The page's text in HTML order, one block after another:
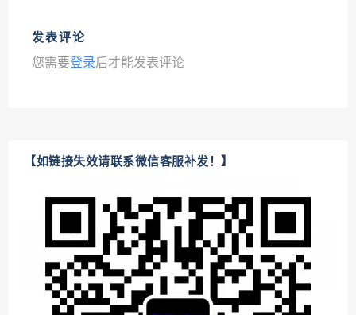
发表评论
您需要登录后才能发表评论
【如链接失效请联系微信客服补发！】